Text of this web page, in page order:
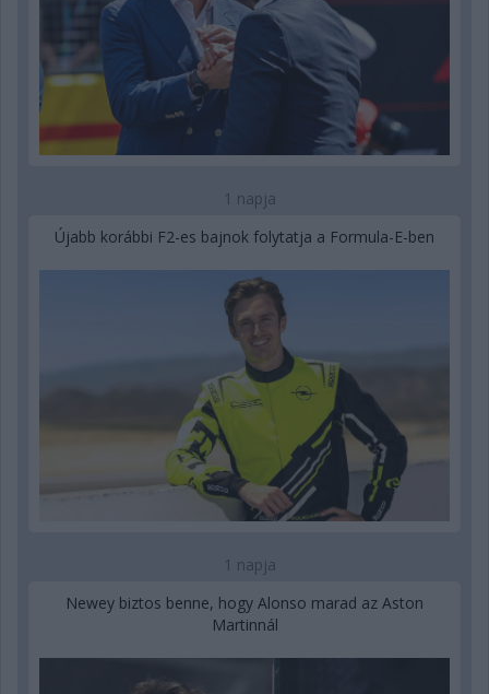
1 napja
Újabb korábbi F2-es bajnok folytatja a Formula-E-ben
1 napja
Newey biztos benne, hogy Alonso marad az Aston
Martinnál